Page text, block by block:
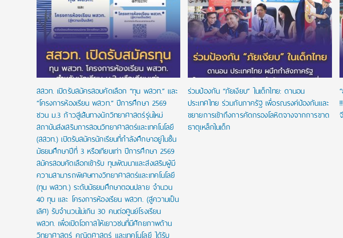
สสวท. เปิดรับสมัครสอบคัดเลือก “ทุน พสวท.” และ
“โครงการห้องเรียน พสวท.” ปีการศึกษา 2569
ชวน ม.3 ก้าวสู่เส้นทางนักวิทยาศาสตร์รุ่นใหม่
สถาบันส่งเสริมการสอนวิทยาศาสตร์และเทคโนโลยี
(สสวท.) เปิดรับสมัครนักเรียนที่กำลังศึกษาอยู่ในชั้น
มัธยมศึกษาปีที่ 3 หรือเทียบเท่า ปีการศึกษา 2569
สมัครสอบคัดเลือกเข้ารับ ทุนพัฒนาและส่งเสริมผู้มี
ความสามารถพิเศษทางวิทยาศาสตร์และเทคโนโลยี
(ทุน พสวท.) ระดับมัธยมศึกษาตอนปลาย จำนวน
40 ทุน และ โครงการห้องเรียน พสวท. (สู่ความเป็น
เลิศ) รับจำนวนไม่เกิน 30 คนต่อศูนย์โรงเรียน
พสวท. เพื่อเปิดโอกาสให้เยาวชนที่มีศักยภาพด้าน
วิทยาศาสตร์ คณิตศาสตร์ และเทคโนโลยี ได้รับ
ร่วมป้องกัน “ภัยเงียบ” ในเด็กไทย: ดานอน
ประเทศไทย ร่วมกับภาครัฐ เพื่อรณรงค์ป้องกันและ
ขยายการเข้าถึงการคัดกรองโลหิตจางจากการขาด
ธาตุเหล็กในเด็ก